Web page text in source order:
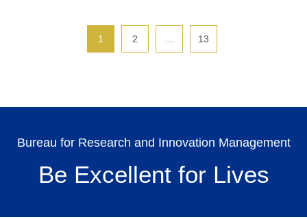
1 2 13
Bureau for Research and Innovation Management
Be Excellent for Lives